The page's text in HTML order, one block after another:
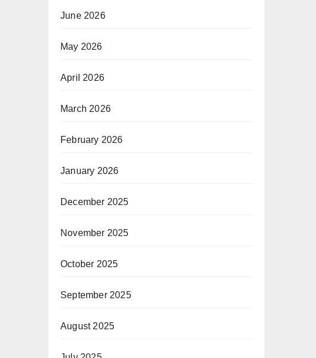
June 2026
May 2026
April 2026
March 2026
February 2026
January 2026
December 2025
November 2025
October 2025
September 2025
August 2025